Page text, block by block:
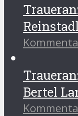
Bertel